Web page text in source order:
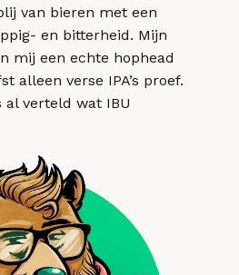
van bieren met een
en bitterheid. Mijn
mij een echte hophead
alleen verse IPA’s proef.
verteld wat IBU